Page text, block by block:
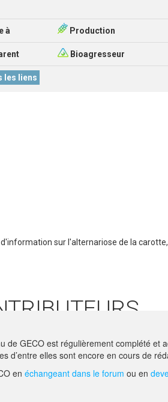
à Production
Bioagresseur
les liens
d'information sur l'alternariose de la
MATTHIEU.HIRSCHY@ACTA.ASSO.FR
GECO
de GECO est régulièrement complété
d’entre elles sont encore en cours de
en échangeant dans le forum ou en